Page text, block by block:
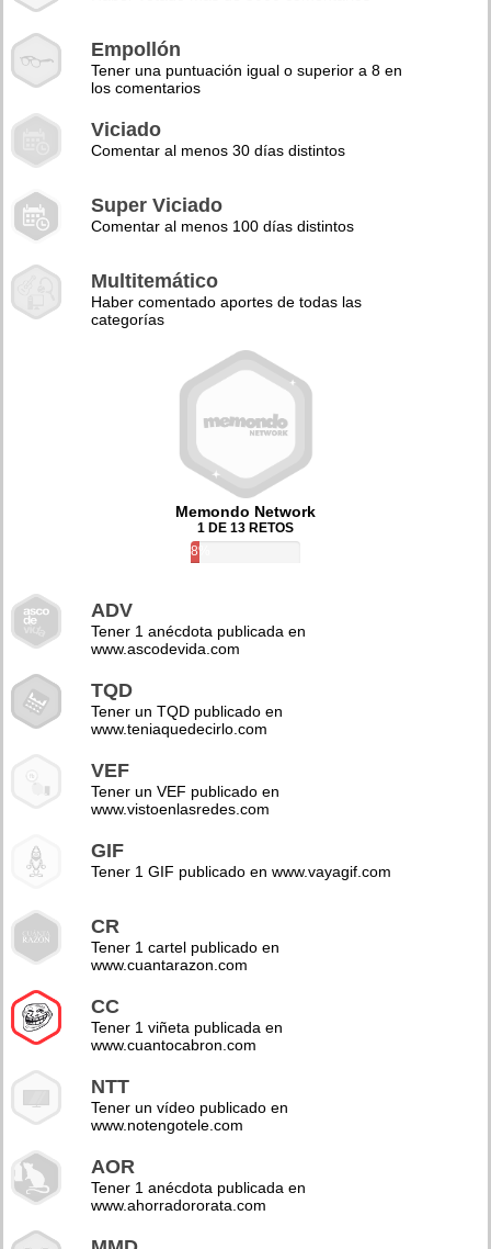
Empollón
Tener una puntuación igual o superior a 8 en
los comentarios
Viciado
Comentar al menos 30 días distintos
Super Viciado
Comentar al menos 100 días distintos
Multitemático
Haber comentado aportes de todas las
categorías
Memondo Network
1 DE 13 RETOS
8%
ADV
Tener 1 anécdota publicada en
www.ascodevida.com
TQD
Tener un TQD publicado en
www.teniaquedecirlo.com
VEF
Tener un VEF publicado en
www.vistoenlasredes.com
GIF
Tener 1 GIF publicado en www.vayagif.com
CR
Tener 1 cartel publicado en
www.cuantarazon.com
CC
Tener 1 viñeta publicada en
www.cuantocabron.com
NTT
Tener un vídeo publicado en
www.notengotele.com
AOR
Tener 1 anécdota publicada en
www.ahorradororata.com